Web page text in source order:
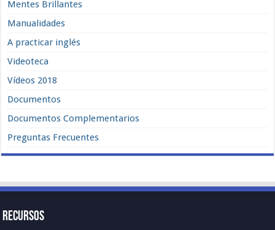
Mentes Brillantes
Manualidades
A practicar inglés
Videoteca
Vídeos 2018
Documentos
Documentos Complementarios
Preguntas Frecuentes
Recursos